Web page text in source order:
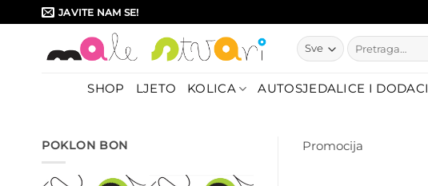
to
JAVITE NAM SE!
Pretraži:
SHOP LJETO KOLICA AUTOSJEDALICE I DODACI
POKLON BON Promocija